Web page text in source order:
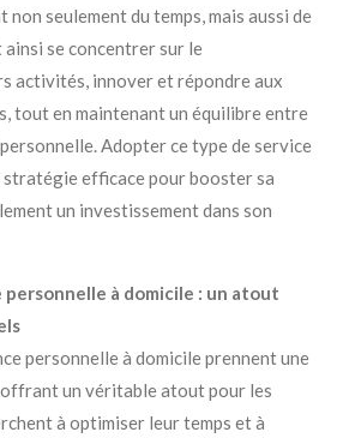
seulement du temps, mais aussi de
se concentrer sur le
activités, innover et répondre aux
tout en maintenant un équilibre entre
Adopter ce type de service
stratégie efficace pour booster sa
un investissement dans son
personnelle à domicile : un atout
personnelle à domicile prennent une
un véritable atout pour les
à optimiser leur temps et à